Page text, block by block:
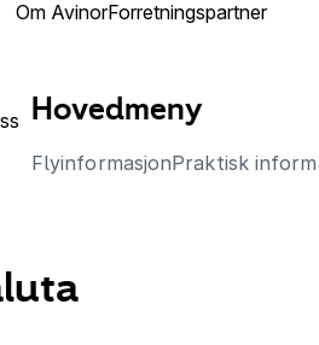
Om AvinorForretningspartner
Hovedmeny
FlyinformasjonPraktisk